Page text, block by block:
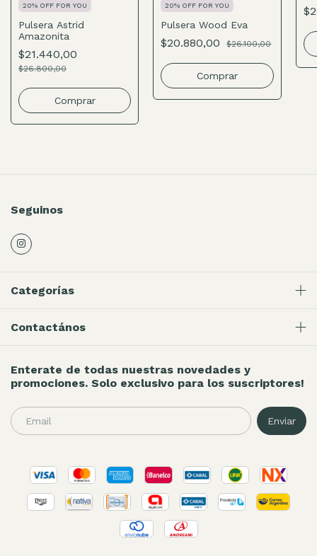
20% OFF FOR YOU
Pulsera Astrid
Amazonita
$21.440,00
$26.800,00
Comprar
20% OFF FOR YOU
Pulsera Wood Eva
$20.880,00 $26.100,00
Comprar
Seguinos
Categorías
Contactános
Enterate de todas nuestras novedades y
promociones. Solo exclusivo para los suscriptores!